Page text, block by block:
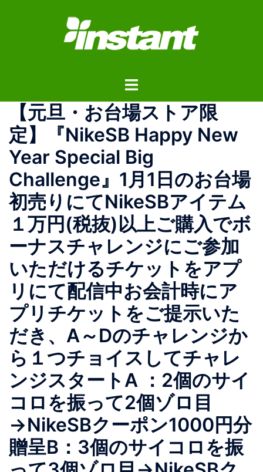
ス
ト
ル
メ
ニ
ュ
ー
【元旦・お台場ストア限
定】『NikeSB Happy New
Year Special Big
Challenge』1月1日のお台場
初売りにてNikeSBアイテム
１万円(税抜)以上ご購入でボ
ーナスチャレンジにご参加
いただけるチケットをアプ
リにて配信中お会計時にア
プリチケットをご提示いた
だき、A～Dのチャレンジか
ら１つチョイスしてチャレ
ンジスタートA ：2個のサイ
コロを振って2個ゾロ目
→NikeSBクーポン1000円分
贈呈B：3個のサイコロを振